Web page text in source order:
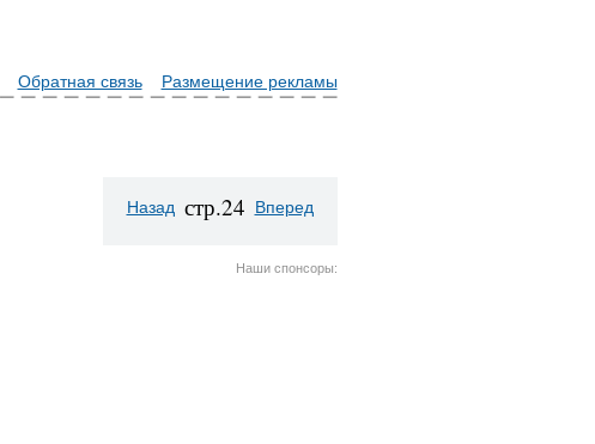
Обратная связь Размещение рекламы
Назад стр.24 Вперед
Наши спонсоры: